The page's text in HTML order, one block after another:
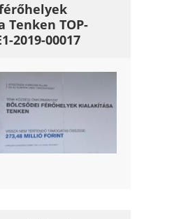
Tenken TOP-
2019-00017